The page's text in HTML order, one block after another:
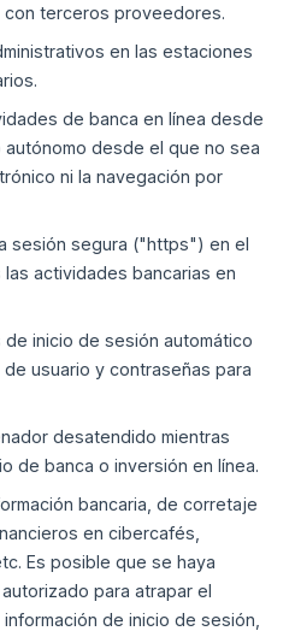
con terceros proveedores.
en las estaciones
de banca en línea desde
autónomo desde el que no sea
ni la navegación por
sesión segura ("https") en el
actividades bancarias en
inicio de sesión automático
usuario y contraseñas para
desatendido mientras
de banca o inversión en línea.
bancaria, de corretaje
en cibercafés,
Es posible que se haya
para atrapar el
de inicio de sesión,